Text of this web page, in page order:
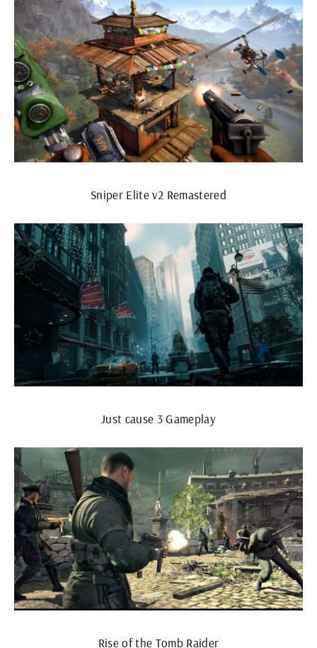
Sniper Elite v2 Remastered
Just cause 3 Gameplay
Rise of the Tomb Raider